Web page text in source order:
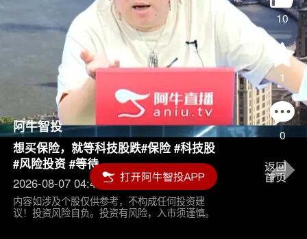
10
1
0
阿牛智投
想买保险，就等科技股跌#保险 #科技股
#风险投资 #等待
2026-08-07 04:45
内容如涉及个股仅供参考，不构成任何投资建
议！投资风险自负。投资有风险，入市须谨慎。